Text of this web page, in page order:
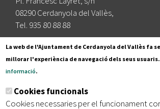
08290 Cerdanyola del Vallès,
Tel. 935 80 88 88
Segueix-nos a:
Subscriu-te al nostre butlletí
La web de l'Ajuntament de Cerdanyola del Vallès fa
millorar l'experiència de navegació dels seus usuaris.
informació.
Cookies funcionals
Cookies necessaries per el funcionament